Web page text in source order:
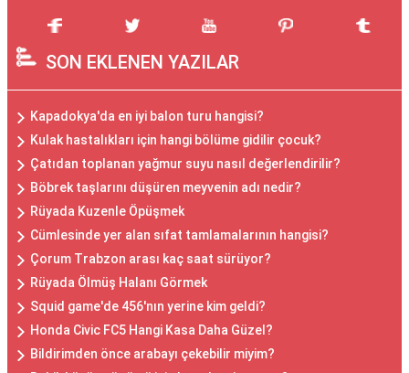
SON EKLENEN YAZILAR
Kapadokya'da en iyi balon turu hangisi?
Kulak hastalıkları için hangi bölüme gidilir çocuk?
Çatıdan toplanan yağmur suyu nasıl değerlendirilir?
Böbrek taşlarını düşüren meyvenin adı nedir?
Rüyada Kuzenle Öpüşmek
Cümlesinde yer alan sıfat tamlamalarının hangisi?
Çorum Trabzon arası kaç saat sürüyor?
Rüyada Ölmüş Halanı Görmek
Squid game'de 456'nın yerine kim geldi?
Honda Civic FC5 Hangi Kasa Daha Güzel?
Bildirimden önce arabayı çekebilir miyim?